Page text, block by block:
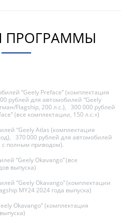
ПРОГРАММЫ
“Geely Preface” (комплектация
рублей для автомобилей “Geely
Flagship, 200 л.с.), 300 000 рублей
(все комплектации, 150 л.с.»)
“Geely Atlas (комплектация
370 000 рублей для автомобилей
с полным приводом).
“Geely Okavango” (все
выпуска)
“Geely Okavango” (комплектации
MY24 2024 года выпуска)
Okavango” (комплектация